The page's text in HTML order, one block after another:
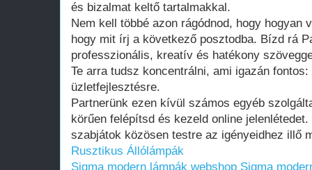
és bizalmat keltő tartalmakkal.
Nem kell többé azon rágódnod, hogy hogyan
hogy mit írj a következő posztodba. Bízd rá
professzionális, kreatív és hatékony
Te arra tudsz koncentrálni, ami igazán
üzletfejlesztésre.
Partnerünk ezen kívül számos egyéb
körűen felépítsd és kezeld online
szabjátok közösen testre az igényeidhez illő
Rusztikus Állólámpák
Sigma modern lámpák webshop Sigma